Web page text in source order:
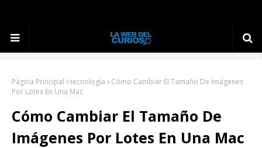
Página Principal tecnología
Cómo Cambiar El Tamaño De Imágenes
Por Lotes En Una Mac
Cómo Cambiar El Tamaño De
Imágenes Por Lotes En Una Mac